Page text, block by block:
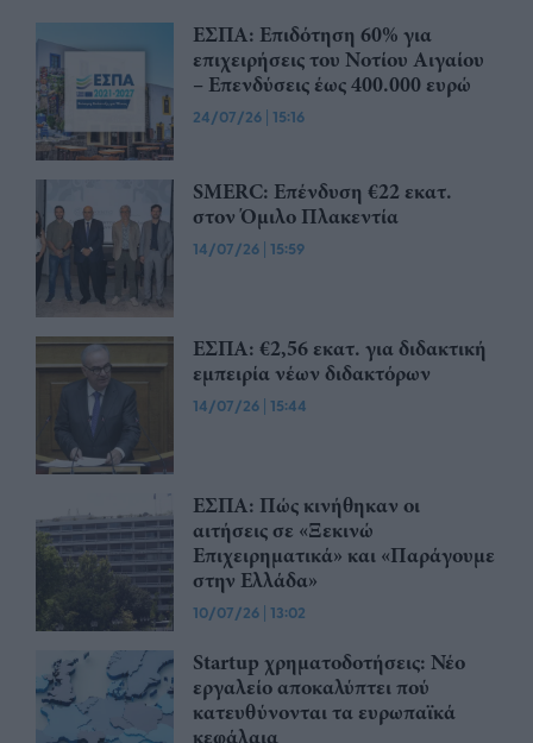
ΕΣΠΑ: Επιδότηση 60% για
επιχειρήσεις του Νοτίου Αιγαίου
– Επενδύσεις έως 400.000 ευρώ
24/07/26 | 15:16
SMERC: Επένδυση €22 εκατ.
στον Όμιλο Πλακεντία
14/07/26 | 15:59
ΕΣΠΑ: €2,56 εκατ. για διδακτική
εμπειρία νέων διδακτόρων
14/07/26 | 15:44
ΕΣΠΑ: Πώς κινήθηκαν οι
αιτήσεις σε «Ξεκινώ
Επιχειρηματικά» και «Παράγουμε
στην Ελλάδα»
10/07/26 | 13:02
Startup χρηματοδοτήσεις: Νέο
εργαλείο αποκαλύπτει πού
κατευθύνονται τα ευρωπαϊκά